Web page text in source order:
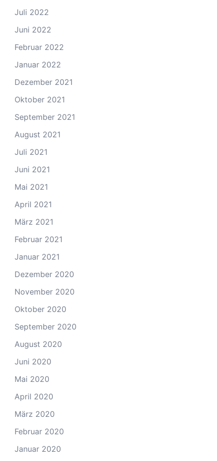
Juli 2022
Juni 2022
Februar 2022
Januar 2022
Dezember 2021
Oktober 2021
September 2021
August 2021
Juli 2021
Juni 2021
Mai 2021
April 2021
März 2021
Februar 2021
Januar 2021
Dezember 2020
November 2020
Oktober 2020
September 2020
August 2020
Juni 2020
Mai 2020
April 2020
März 2020
Februar 2020
Januar 2020